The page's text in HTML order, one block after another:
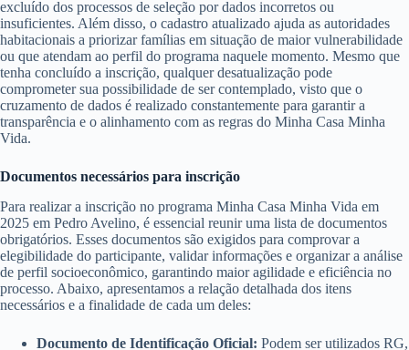
excluído dos processos de seleção por dados incorretos ou
insuficientes. Além disso, o cadastro atualizado ajuda as autoridades
habitacionais a priorizar famílias em situação de maior vulnerabilidade
ou que atendam ao perfil do programa naquele momento. Mesmo que
tenha concluído a inscrição, qualquer desatualização pode
comprometer sua possibilidade de ser contemplado, visto que o
cruzamento de dados é realizado constantemente para garantir a
transparência e o alinhamento com as regras do Minha Casa Minha
Vida.
Documentos necessários para inscrição
Para realizar a inscrição no programa Minha Casa Minha Vida em
2025 em Pedro Avelino, é essencial reunir uma lista de documentos
obrigatórios. Esses documentos são exigidos para comprovar a
elegibilidade do participante, validar informações e organizar a análise
de perfil socioeconômico, garantindo maior agilidade e eficiência no
processo. Abaixo, apresentamos a relação detalhada dos itens
necessários e a finalidade de cada um deles:
Documento de Identificação Oficial: Podem ser utilizados RG,